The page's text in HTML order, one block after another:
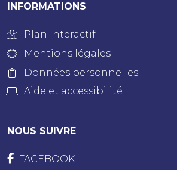
INFORMATIONS
Plan Interactif
Mentions légales
Données personnelles
Aide et accessibilité
NOUS SUIVRE
FACEBOOK